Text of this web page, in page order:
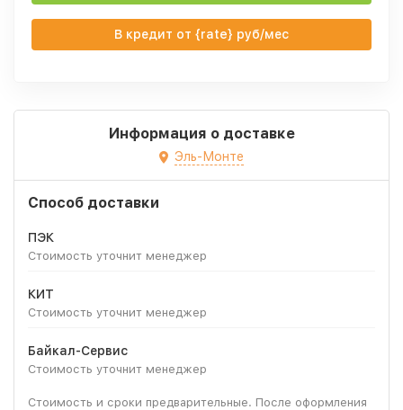
В кредит от {rate} руб/мес
Информация о доставке
Эль-Монте
Способ доставки
ПЭК
Стоимость уточнит менеджер
КИТ
Стоимость уточнит менеджер
Байкал-Сервис
Стоимость уточнит менеджер
Стоимость и сроки предварительные. После оформления